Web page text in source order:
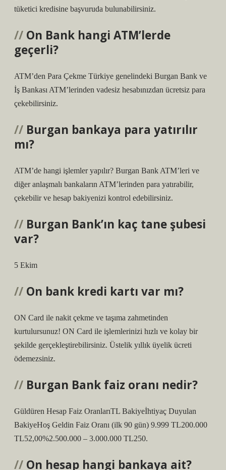
tüketici kredisine başvuruda bulunabilirsiniz.
On Bank hangi ATM’lerde
geçerli?
ATM’den Para Çekme Türkiye genelindeki Burgan Bank ve
İş Bankası ATM’lerinden vadesiz hesabınızdan ücretsiz para
çekebilirsiniz.
Burgan bankaya para yatırılır
mı?
ATM’de hangi işlemler yapılır? Burgan Bank ATM’leri ve
diğer anlaşmalı bankaların ATM’lerinden para yatırabilir,
çekebilir ve hesap bakiyenizi kontrol edebilirsiniz.
Burgan Bank’ın kaç tane şubesi
var?
5 Ekim
On bank kredi kartı var mı?
ON Card ile nakit çekme ve taşıma zahmetinden
kurtulursunuz! ON Card ile işlemlerinizi hızlı ve kolay bir
şekilde gerçekleştirebilirsiniz. Üstelik yıllık üyelik ücreti
ödemezsiniz.
Burgan Bank faiz oranı nedir?
Güldüren Hesap Faiz OranlarıTL Bakiyeİhtiyaç Duyulan
BakiyeHoş Geldin Faiz Oranı (ilk 90 gün) 9.999 TL200.000
TL52,00%2.500.000 – 3.000.000 TL250.
On hesap hangi bankaya ait?